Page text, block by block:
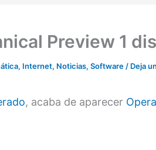
Preview 1
, Internet, Noticias, Software / Deja
, acaba de aparecer Opera